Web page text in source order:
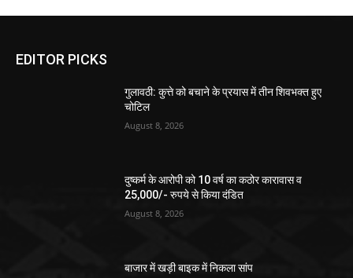
EDITOR PICKS
गुलावठी: कुत्ते को बचाने के प्रयास में तीन शिवभक्त हुए
चोटिल
August 8, 2026
दुष्कर्म के आरोपी को 10 वर्ष का कठोर कारावास व
25,000/- रुपये से किया दंडित
August 8, 2026
बाजार में खड़ी बाइक में निकला सांप